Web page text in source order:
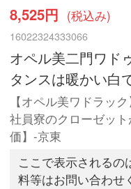
8,525円 (税込み)
16022324333066
オペル美二門ワド
タンスは暖かい白
【オペル美ワドラッ
社員寮のクローゼッ
価】-京東
ここで表示されるの
料等はお問い合わせ